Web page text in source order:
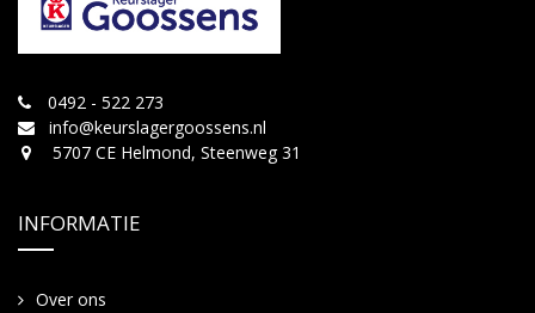
0492 - 522 273
info@keurslagergoossens.nl
5707 CE Helmond, Steenweg 31
INFORMATIE
Over ons